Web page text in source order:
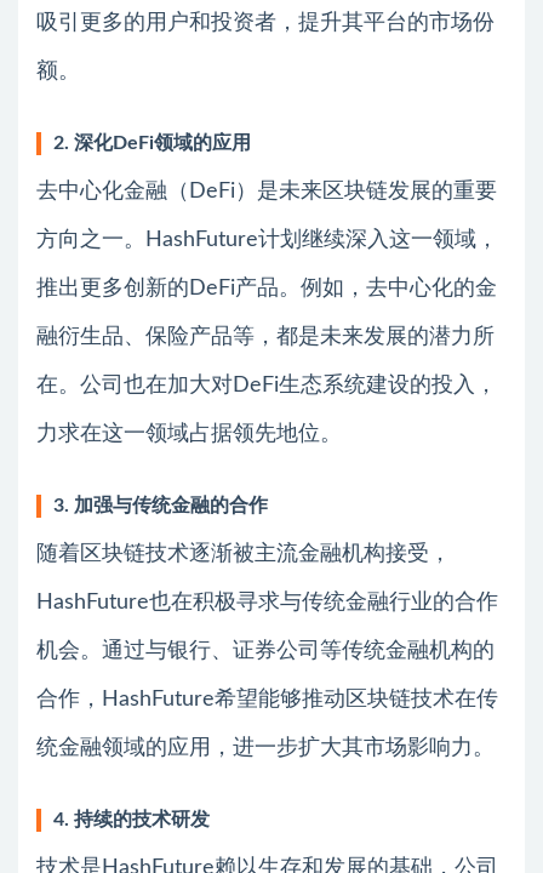
吸引更多的用户和投资者，提升其平台的市场份
额。
2. 深化DeFi领域的应用
去中心化金融（DeFi）是未来区块链发展的重要
方向之一。HashFuture计划继续深入这一领域，
推出更多创新的DeFi产品。例如，去中心化的金
融衍生品、保险产品等，都是未来发展的潜力所
在。公司也在加大对DeFi生态系统建设的投入，
力求在这一领域占据领先地位。
3. 加强与传统金融的合作
随着区块链技术逐渐被主流金融机构接受，
HashFuture也在积极寻求与传统金融行业的合作
机会。通过与银行、证券公司等传统金融机构的
合作，HashFuture希望能够推动区块链技术在传
统金融领域的应用，进一步扩大其市场影响力。
4. 持续的技术研发
技术是HashFuture赖以生存和发展的基础，公司